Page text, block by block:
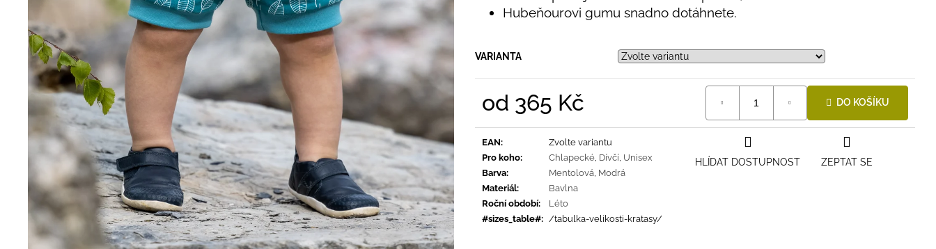
Hubeňourovi gumu snadno dotáhnete.
VARIANTA
od 365 Kč DO KOŠÍKU
EAN:
Zvolte variantu
Pro koho: Chlapecké Dívčí Unisex
Barva: Mentolová Modrá
Materiál:
Bavlna
Roční období:
Léto
#sizes_table#: /tabulka-velikosti-kratasy/
ZEPTAT SE
HLÍDAT DOSTUPNOST
395 Kč
435 Kč